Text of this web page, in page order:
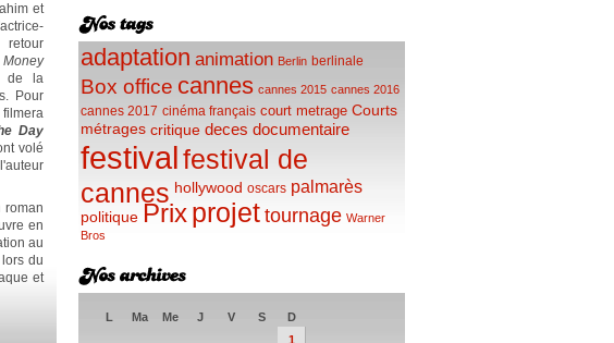
et
Money
de la
Pour
Day
volé
en
au
du
et
adaptation animation Berlin berlinale
Box office cannes cannes 2015 cannes 2016
cannes 2017 cinéma français court metrage Courts
métrages critique deces documentaire
festivalfestival de
cannes hollywood oscars palmarès
politique Prixprojet tournage Warner
Bros
L Ma Me J V S
D
1